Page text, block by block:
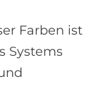
Farben ist
Systems